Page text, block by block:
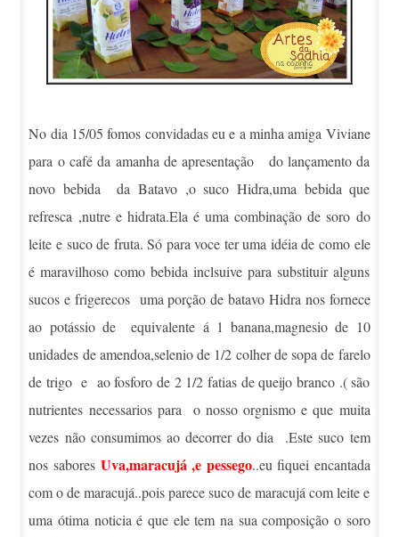
No dia 15/05 fomos convidadas eu e a minha amiga Viviane
para o café da amanha de apresentação do lançamento da
novo bebida da Batavo ,o suco Hidra,uma bebida que
refresca ,nutre e hidrata.Ela é uma combinação de soro do
leite e suco de fruta. Só para voce ter uma idéia de como ele
é maravilhoso como bebida inclsuive para substituir alguns
sucos e frigerecos uma porção de batavo Hidra nos fornece
ao potássio de equivalente á 1 banana,magnesio de 10
unidades de amendoa,selenio de 1/2 colher de sopa de farelo
de trigo e ao fosforo de 2 1/2 fatias de queijo branco .( são
nutrientes necessarios para o nosso orgnismo e que muita
vezes não consumimos ao decorrer do dia .Este suco tem
nos sabores Uva,maracujá ,e pessego..eu fiquei encantada
com o de maracujá..pois parece suco de maracujá com leite e
uma ótima noticia é que ele tem na sua composição o soro